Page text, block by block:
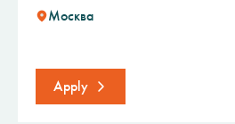
Москва
Apply